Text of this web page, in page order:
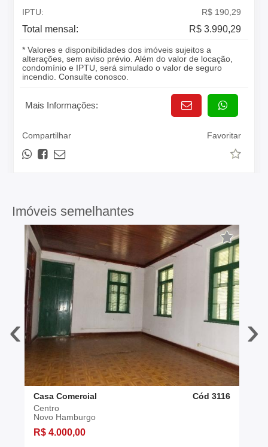
IPTU: R$ 190,29
Total mensal: R$ 3.990,29
* Valores e disponibilidades dos imóveis sujeitos a
alterações, sem aviso prévio. Além do valor de locação,
condomínio e IPTU, será simulado o valor de seguro
incendio. Consulte conosco.
Mais Informações:
Compartilhar Favoritar
Imóveis semelhantes
‹
Casa Comercial
Cód 3116
Centro
Novo Hamburgo
R$ 4.000,00
›